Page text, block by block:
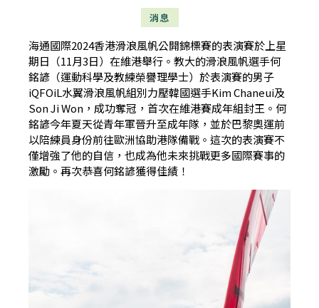
消息
海通國際2024香港滑浪風帆公開錦標賽的表演賽於上星
期日（11月3日）在維港舉行。教大的滑浪風帆選手何
銘諺（運動科學及教練榮譽理學士）於表演賽的男子
iQFOiL水翼滑浪風帆組別力壓韓國選手Kim Chaneui及
Son Ji Won，成功奪冠，首次在維港賽成年組封王。何
銘諺今年夏天從青年軍晉升至成年隊，並於巴黎奧運前
以陪練員身份前往歐洲協助港隊備戰。這次的表演賽不
僅增強了他的自信，也成為他未來挑戰更多國際賽事的
激勵。再次恭喜何銘諺獲得佳績！